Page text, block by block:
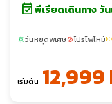
event_availableพีเรียดเดินทาง วั
sunnyวันหยุดพิเศษlocal_fire_departmentโปรไฟไหม้confirmation_number
เริ่มต้น 12,999